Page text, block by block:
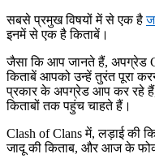
सबसे प्रमुख विषयों में से एक है
इनमें से एक है किताबें।
जैसा कि आप जानते हैं, अपग्रेड
किताबें आपको उन्हें तुरंत पूरा
प्रकार के अपग्रेड आप कर रहे
किताबों तक पहुंच चाहते हैं।
Clash of Clans में, लड़ाई की
जादू की किताब, और आज के